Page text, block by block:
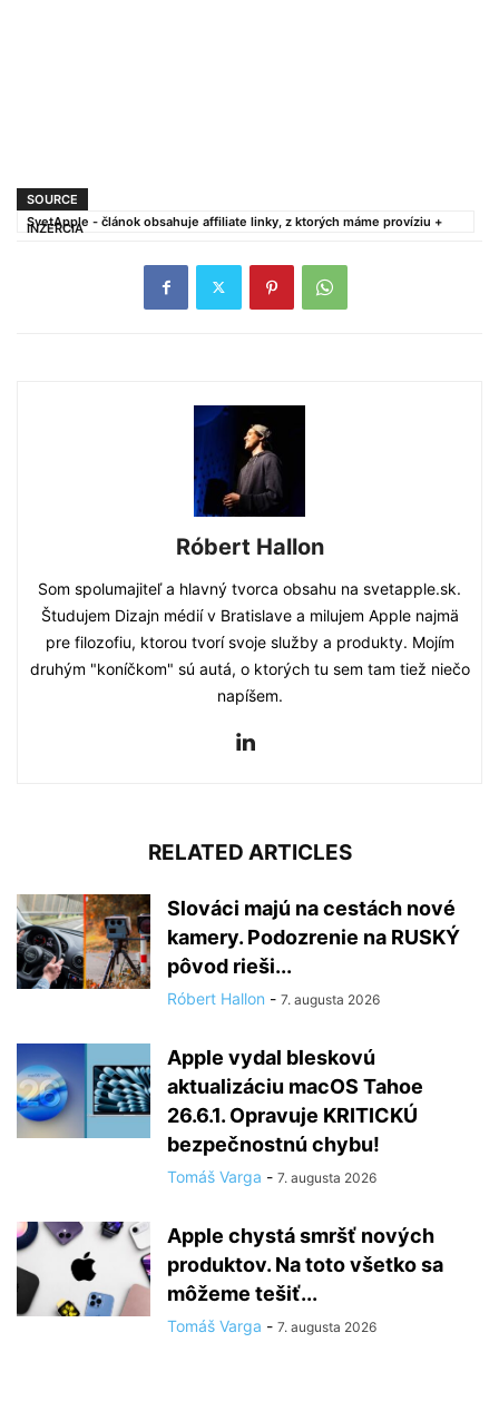
SOURCE
SvetApple - článok obsahuje affiliate linky, z ktorých máme províziu +
INZERCIA
Róbert Hallon
Som spolumajiteľ a hlavný tvorca obsahu na svetapple.sk.
Študujem Dizajn médií v Bratislave a milujem Apple najmä
pre filozofiu, ktorou tvorí svoje služby a produkty. Mojím
druhým "koníčkom" sú autá, o ktorých tu sem tam tiež niečo
napíšem.
RELATED ARTICLES
Slováci majú na cestách nové
kamery. Podozrenie na RUSKÝ
pôvod rieši...
Róbert Hallon - 7. augusta 2026
Apple vydal bleskovú
aktualizáciu macOS Tahoe
26.6.1. Opravuje KRITICKÚ
bezpečnostnú chybu!
Tomáš Varga - 7. augusta 2026
Apple chystá smršť nových
produktov. Na toto všetko sa
môžeme tešiť...
Tomáš Varga - 7. augusta 2026